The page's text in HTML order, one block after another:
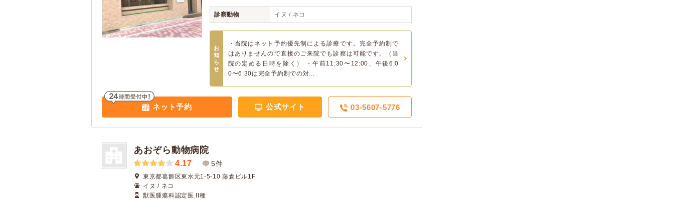
診察動物 イヌ / ネコ
お
知
ら
せ
・当院はネット予約優先制による診療です。完全予約制で
はありませんので直接のご来院でも診察は可能です。（当
院の定める日時を除く） ・午前11:30〜12:00、午後6:0
0〜6:30は完全予約制での対...
ネット予約 公式サイト 03-5607-5776
あおぞら動物病院
4.17 5件
東京都葛飾区東水元1-5-10 藤倉ビル1F
イヌ / ネコ
獣医腫瘍科認定医 II種